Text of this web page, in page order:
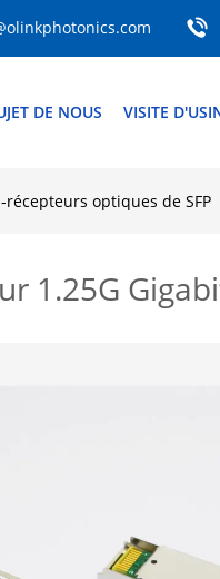
DE NOUS VISITE
optiques de SFP
1.25G